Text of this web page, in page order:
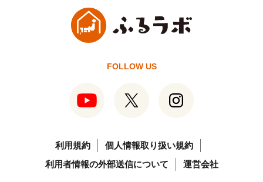
FOLLOW US
利用規約
個人情報取り扱い規約
利用者情報の外部送信について
運営会社